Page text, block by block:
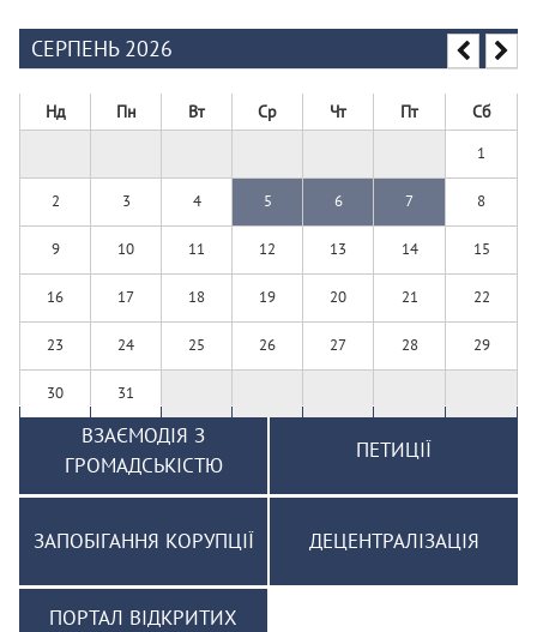
СЕРПЕНЬ 2026
Нд Пн Вт Ср Чт Пт Сб
1
2 3 4 5 6 7 8
9 10 11 12 13 14 15
16 17 18 19 20 21 22
23 24 25 26 27 28 29
30 31
ВЗАЄМОДІЯ З
ГРОМАДСЬКІСТЮ
ПЕТИЦІЇ
ЗАПОБІГАННЯ КОРУПЦІЇ ДЕЦЕНТРАЛІЗАЦІЯ
ПОРТАЛ ВІДКРИТИХ